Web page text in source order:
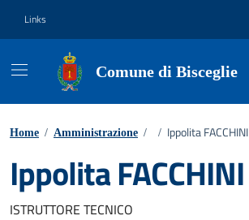
Links
Comune di Bisceglie
Home / Amministrazione / / Ippolita FACCHINI
Ippolita FACCHINI
ISTRUTTORE TECNICO